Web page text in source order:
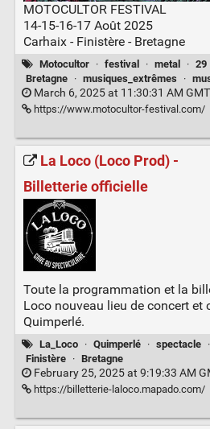
MOTOCULTOR FESTIVAL
14-15-16-17 Août 2025
Carhaix - Finistère - Bretagne
Motocultor · festival · metal · 29
Bretagne
· musiques_extrêmes ·
March 6, 2025 at 11:30:31 AM
https://www.motocultor-festival.com/
La Loco (Loco Prod) -
Billetterie officielle
Toute la programmation et la
Loco nouveau lieu de concert et
Quimperlé.
La_Loco · Quimperlé · spectacle ·
Finistère
· Bretagne
February 25, 2025 at 9:19:33 AM
https://billetterie-laloco.mapado.com/